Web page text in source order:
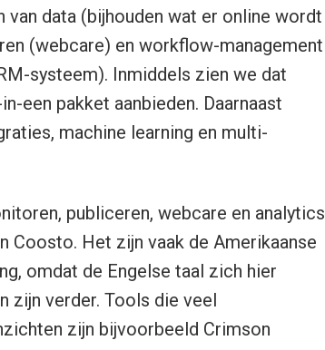
data (bijhouden wat er online wordt
(webcare) en workflow-management
systeem). Inmiddels zien we dat
een pakket aanbieden. Daarnaast
machine learning en multi-
publiceren, webcare en analytics
Coosto. Het zijn vaak de Amerikaanse
omdat de Engelse taal zich hier
zijn verder. Tools die veel
zijn bijvoorbeeld Crimson